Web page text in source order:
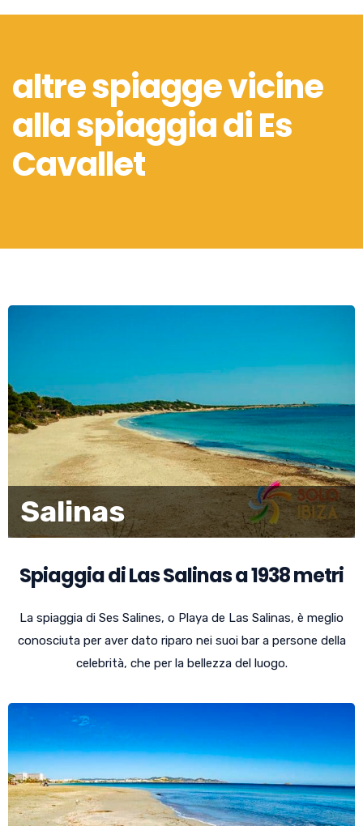
altre spiagge vicine
alla spiaggia di Es
Cavallet
Salinas
Spiaggia di Las Salinas a 1938 metri
La spiaggia di Ses Salines, o Playa de Las Salinas, è meglio
conosciuta per aver dato riparo nei suoi bar a persone della
celebrità, che per la bellezza del luogo.